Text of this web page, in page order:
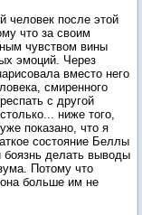
человек после этой
что за своим
чувством вины
эмоций. Через
вместо него
смиренного
с другой
ниже того,
показано, что я
состояние Беллы
боязнь делать выводы
Потому что
больше им не